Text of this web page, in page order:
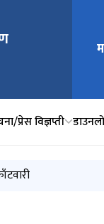
मुख्य
प्रेस विज्ञप्ती
जरुरी सूचना
लागि आवेदन पेश गर्ने
सूचना
सूचना